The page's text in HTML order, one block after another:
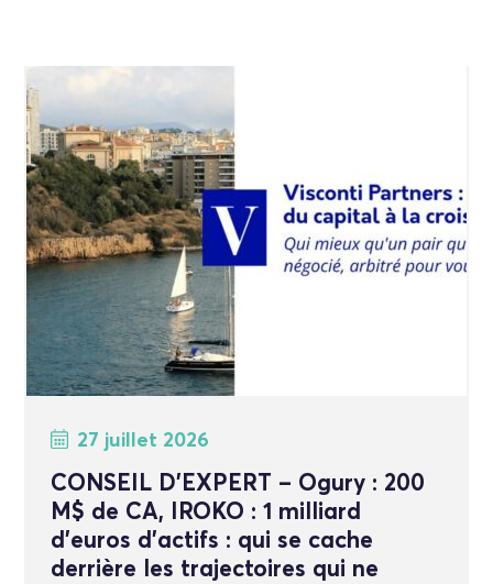
27 juillet 2026
CONSEIL D’EXPERT – Ogury : 200
M$ de CA, IROKO : 1 milliard
d’euros d’actifs : qui se cache
derrière les trajectoires qui ne